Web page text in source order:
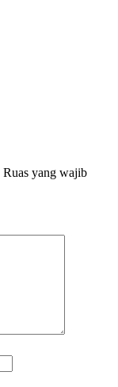
Ruas yang wajib